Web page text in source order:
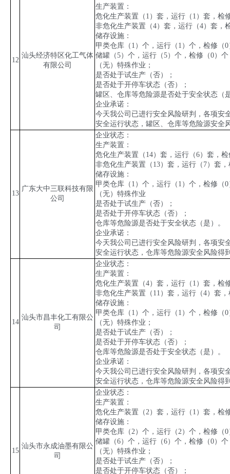
12
汕头经济特区化工气体
有限公司
生产装置：
危化生产装置（ 1 ）套，运行（ 1 ）套，检
非危化生产装置（4）套，运行（4）套，
储存设施：
甲类仓库（ 1 ）个，运行（ 1 ）个，检修（0
储罐（5）个，运行（5）个，检修（0）
（无）特殊作业；
是否处于试生产（否）；
是否处于开停车状态（否）；
罐区、仓库等危险源是否处于安全状态（
企业承诺：
今天我公司已进行安全风险研判，各项安
安全运行状态，罐区、仓库等危险源安全
13
广东大中三联科技有限
公司
企业状态：
生产装置：
危化生产装置（ 14）套，运行（6）套，
非危化生产装置（ 13）套，运行（ 7）套
储存设施：
甲类仓库（ 1 ）个，运行（ 1 ）个，检修（0
（无）特殊作业
是否处于试生产（否）；
是否处于开停车状态（否）；
仓库等危险源是否处于安全状态（是）。
企业承诺：
今天我公司已进行安全风险研判，各项安
安全运行状态，仓库等危险源安全风险得
14
汕头市昌丰化工有限公
司
企业状态：
生产装置：
危化生产装置（4）套，运行（ 1 ）套，检
非危化生产装置（ 11 ）套，运行（4）套
储存设施：
甲类仓库（ 1 ）个，运行（ 1 ）个，检修（0
（无）特殊作业；
是否处于试生产（否）；
是否处于开停车状态（否）；
仓库等危险源是否处于安全状态（是）。
企业承诺：
今天我公司已进行安全风险研判，各项安
安全运行状态，仓库等危险源安全风险得
15
汕头市永成油墨有限公
司
企业状态：
生产装置：
危化生产装置（2）套，运行（ 1 ）套，检
储存设施：
甲类仓库（2）个，运行（2）个，检修（0
储罐（6）个，运行（6）个，检修（0）
（无）特殊作业；
是否处于试生产（否）；
是否处于开停车状态（否）；